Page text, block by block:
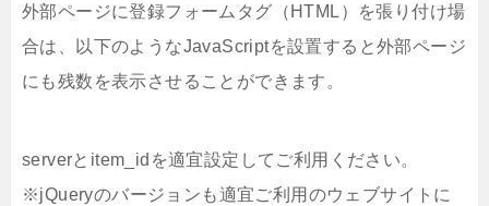
外部ページに登録フォームタグ（HTML）を張り付け場
合は、以下のようなJavaScriptを設置すると外部ページ
にも残数を表示させることができます。
serverとitem_idを適宜設定してご利用ください。
※jQueryのバージョンも適宜ご利用のウェブサイトに